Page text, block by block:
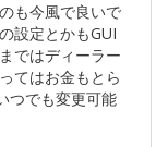
も今風で良いで
設定とかもGUI
ではディーラー
てはお金もとら
つでも変更可能